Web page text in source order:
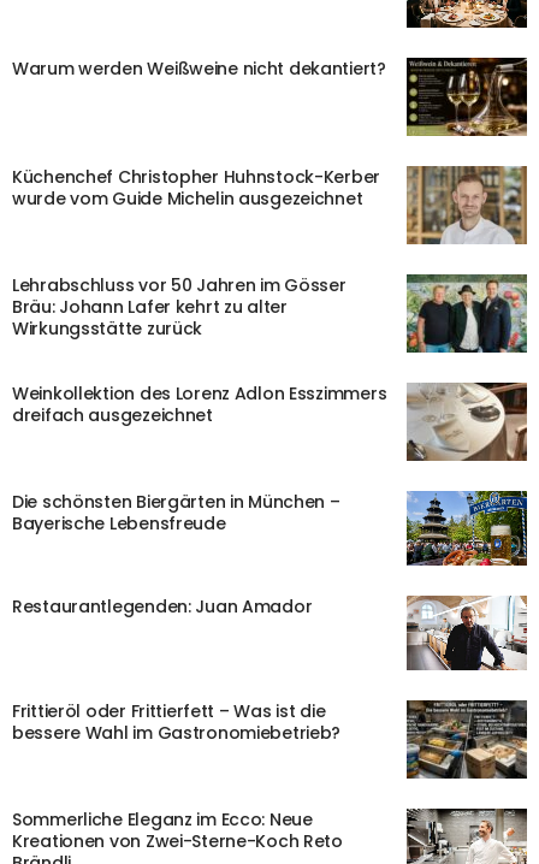
Warum werden Weißweine nicht dekantiert?
Küchenchef Christopher Huhnstock-Kerber
wurde vom Guide Michelin ausgezeichnet
Lehrabschluss vor 50 Jahren im Gösser
Bräu: Johann Lafer kehrt zu alter
Wirkungsstätte zurück
Weinkollektion des Lorenz Adlon Esszimmers
dreifach ausgezeichnet
Die schönsten Biergärten in München –
Bayerische Lebensfreude
Restaurantlegenden: Juan Amador
Frittieröl oder Frittierfett – Was ist die
bessere Wahl im Gastronomiebetrieb?
Sommerliche Eleganz im Ecco: Neue
Kreationen von Zwei-Sterne-Koch Reto